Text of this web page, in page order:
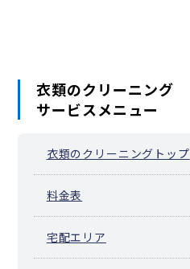
衣類のクリーニング
サービスメニュー
衣類のクリーニングトップ
料金表
宅配エリア